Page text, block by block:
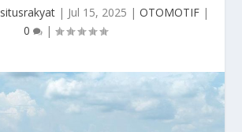
situsrakyat| Jul 15, 2025 | OTOMOTIF|
0
|